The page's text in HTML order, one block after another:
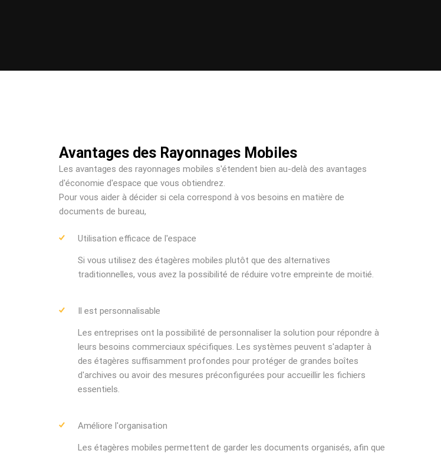
Avantages des Rayonnages Mobiles
Les avantages des rayonnages mobiles s'étendent bien au-delà des avantages
d'économie d'espace que vous obtiendrez.
Pour vous aider à décider si cela correspond à vos besoins en matière de
documents de bureau,
Utilisation efficace de l'espace
Si vous utilisez des étagères mobiles plutôt que des alternatives
traditionnelles, vous avez la possibilité de réduire votre empreinte de moitié.
Il est personnalisable
Les entreprises ont la possibilité de personnaliser la solution pour répondre à
leurs besoins commerciaux spécifiques. Les systèmes peuvent s'adapter à
des étagères suffisamment profondes pour protéger de grandes boîtes
d'archives ou avoir des mesures préconfigurées pour accueillir les fichiers
essentiels.
Améliore l'organisation
Les étagères mobiles permettent de garder les documents organisés, afin que